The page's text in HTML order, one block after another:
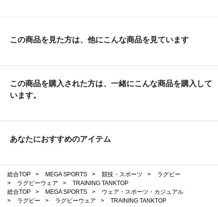
この商品を見た方は、他にこんな商品を見ています
この商品を購入された方は、一緒にこんな商品を購入して
います。
あなたにおすすめのアイテム
総合TOP > MEGA SPORTS > 競技・スポーツ >
ラグビー
>
ラグビーウェア >
TRAINING TANKTOP
総合TOP
> MEGA SPORTS >
ウェア・スポーツ・カジュアル
>
ラグビー > ラグビーウェア > TRAINING TANKTOP